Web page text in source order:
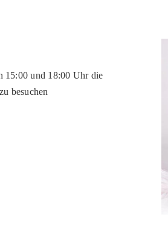
15:00 und 18:00 Uhr die
besuchen